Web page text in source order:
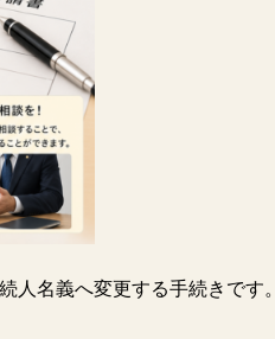
人名義へ変更する手続きです。